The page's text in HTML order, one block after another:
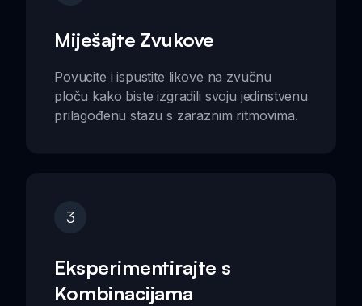
Miješajte Zvukove
Povucite i ispustite likove na zvučnu
ploču kako biste izgradili svoju jedinstvenu
prilagođenu stazu s zaraznim ritmovima.
3
Eksperimentirajte s
Kombinacijama